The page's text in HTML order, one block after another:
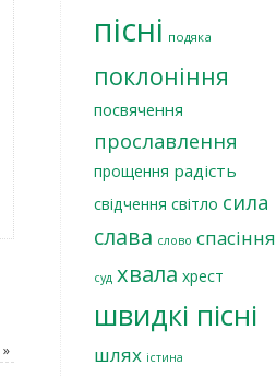
»
пісні подяка
поклоніння
посвячення
прославлення
прощення радість
свідчення світло сила
слава слово спасіння
суд хвала хрест
швидкі пісні
шлях істина